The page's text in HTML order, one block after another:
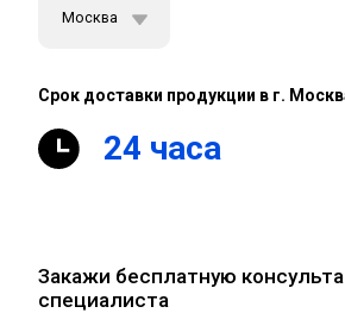
Москва
Срок доставки продукции в г.
24 часа
Закажи бесплатную
специалиста